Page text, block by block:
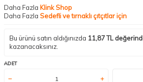
Daha Fazla Klink Shop
Daha Fazla Sedefli ve tırnaklı çıtçıtlar için
Bu ürünü satın aldığınızda 11,87TL
kazanacaksınız.
ADET